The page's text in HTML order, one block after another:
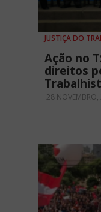
JUSTIÇA DO
Ação no
direitos
28